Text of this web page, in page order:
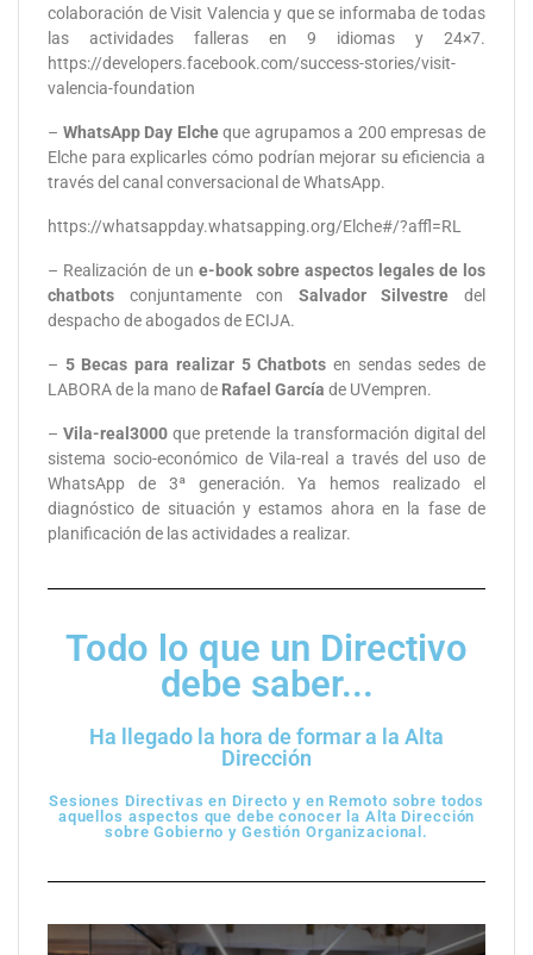
colaboración de Visit Valencia y que se informaba de todas
las actividades falleras en 9 idiomas y 24×7.
https://developers.facebook.com/success-stories/visit-
valencia-foundation
– WhatsApp Day Elcheque agrupamos a 200 empresas de
Elche para explicarles cómo podrían mejorar su eficiencia a
través del canal conversacional de WhatsApp.
https://whatsappday.whatsapping.org/Elche#/?affl=RL
– Realización de un e-book sobre aspectos legales de los
chatbots conjuntamente con Salvador Silvestre del
despacho de abogados de ECIJA.
– 5 Becas para realizar 5 Chatbots en sendas sedes de
LABORA de la mano de Rafael García de UVempren.
–Vila-real3000 que pretende la transformación digital del
sistema socio-económico de Vila-real a través del uso de
WhatsApp de 3ª generación. Ya hemos realizado el
diagnóstico de situación y estamos ahora en la fase de
planificación de las actividades a realizar.
Todo lo que un Directivo
debe saber...
Ha llegado la hora de formar a la Alta
Dirección
Sesiones Directivas en Directo y en Remoto sobre todos
aquellos aspectos que debe conocer la Alta Dirección
sobre Gobierno y Gestión Organizacional.